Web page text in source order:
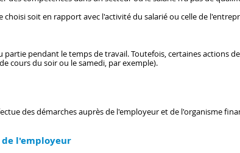
choisi soit en rapport avec l'activité du salarié ou celle de
pendant le temps de travail. Toutefois, certaines actions
cours du soir ou le samedi, par exemple).
des démarches auprès de l'employeur et de l'organisme
de l'employeur